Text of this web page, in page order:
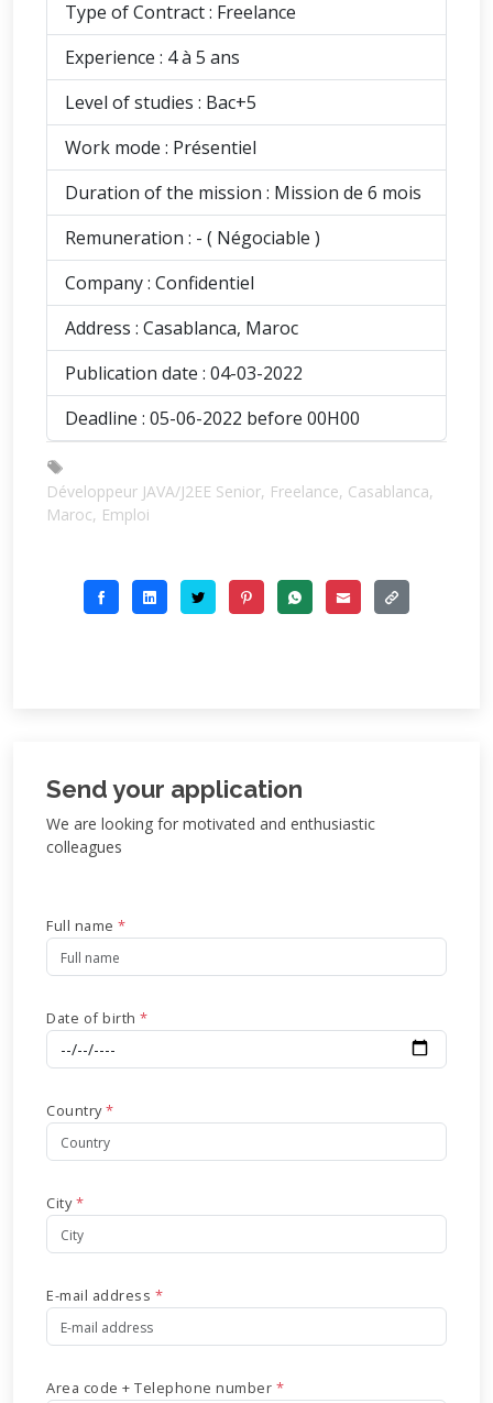
Type of Contract : Freelance
Experience : 4 à 5 ans
Level of studies : Bac+5
Work mode : Présentiel
Duration of the mission : Mission de 6 mois
Remuneration : - ( Négociable )
Company : Confidentiel
Address : Casablanca, Maroc
Publication date : 04-03-2022
Deadline : 05-06-2022 before 00H00
Développeur JAVA/J2EE Senior, Freelance, Casablanca,
Maroc, Emploi
Send your application
We are looking for motivated and enthusiastic
colleagues
Full name *
Date of birth *
Country*
City*
E-mail address *
Area code + Telephone number *